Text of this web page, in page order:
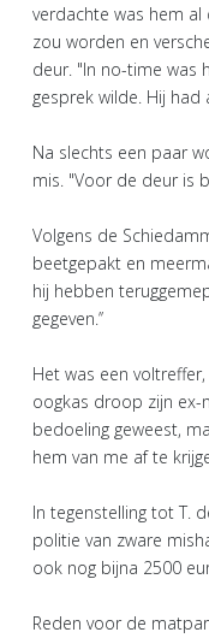
verdachte was hem
zou worden en
deur. "In no-time was
gesprek wilde. Hij had
Na slechts een paar
mis. "Voor de deur is
Volgens de
beetgepakt en
hij hebben
gegeven.’’
Het was een
oogkas droop zijn ex-
bedoeling geweest,
hem van me af te
In tegenstelling tot T.
politie van zware
ook nog bijna 2500
Reden voor de